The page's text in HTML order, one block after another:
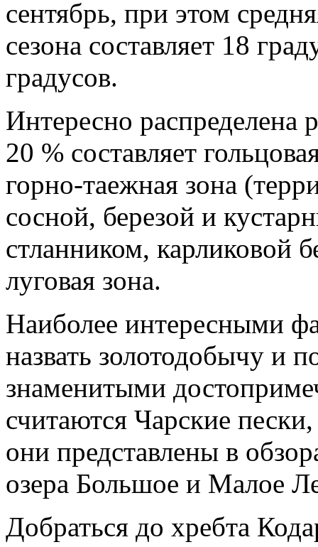
сентябрь, при этом
сезона составляет 18
градусов.
Интересно распределена
20 % составляет
горно-таежная зона
сосной, березой и
стланником, карликовой
луговая зона.
Наиболее интересными
назвать золотодобычу
знаменитыми
считаются Чарские
они представлены в
озера Большое и Малое
Добраться до хребта